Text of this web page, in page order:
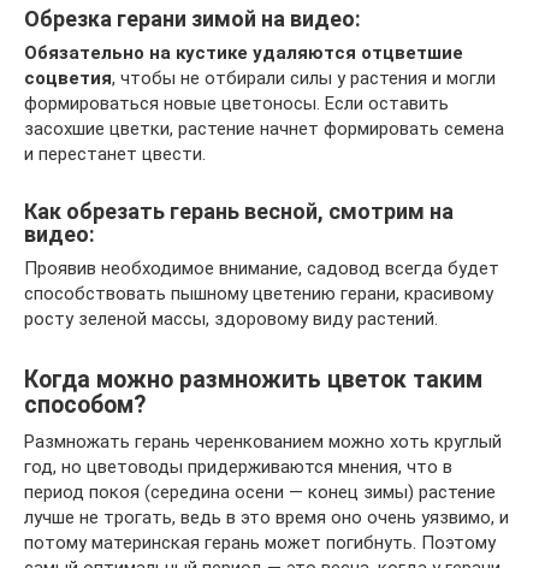
Обрезка герани зимой на видео:
Обязательно на кустике удаляются отцветшие
соцветия, чтобы не отбирали силы у растения и могли
формироваться новые цветоносы. Если оставить
засохшие цветки, растение начнет формировать семена
и перестанет цвести.
Как обрезать герань весной, смотрим на
видео:
Проявив необходимое внимание, садовод всегда будет
способствовать пышному цветению герани, красивому
росту зеленой массы, здоровому виду растений.
Когда можно размножить цветок таким
способом?
Размножать герань черенкованием можно хоть круглый
год, но цветоводы придерживаются мнения, что в
период покоя (середина осени — конец зимы) растение
лучше не трогать, ведь в это время оно очень уязвимо, и
потому материнская герань может погибнуть. Поэтому